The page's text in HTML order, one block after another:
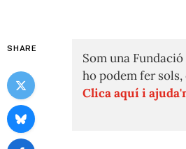
SHARE
Som una
ho podem fer
Clica aquí i